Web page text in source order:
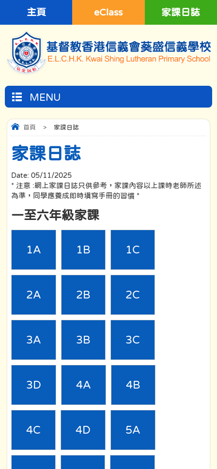
主頁 eClass 家課日誌
MENU
首頁 > 家課日誌
家課日誌
Date:05/11/2025
* 注意 :網上家課日誌只供參考，家課內容以上課時老師所述
為準，同學應養成即時填寫手冊的習慣 *
一至六年級家課
1A 1B 1C
2A 2B 2C
3A 3B 3C
3D 4A 4B
4C 4D 5A